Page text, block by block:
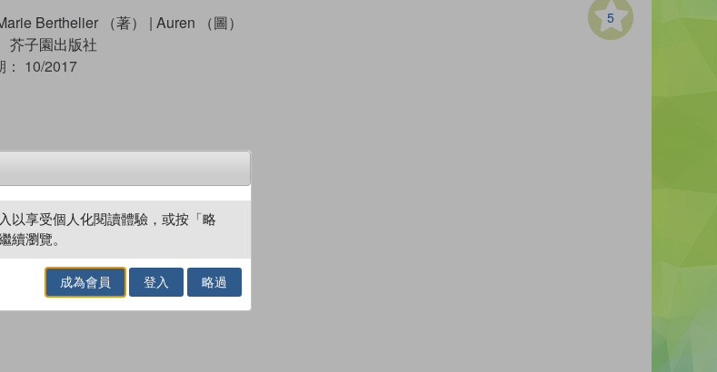
5
Berthelier （著） | Auren （圖）
芥子園出版社
10/2017
／閱讀電子書
以享受個人化閱讀體驗，或按「略
續瀏覽。
成為會員 登入 略過